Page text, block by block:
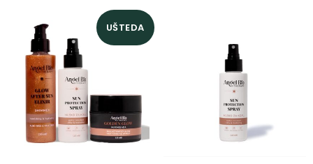
UŠTEDA
Originalna
je
bila:
1.950,00 RSD.
Trenutna
cena